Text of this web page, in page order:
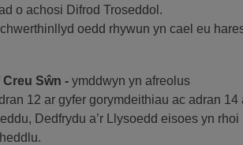
o achosi Difrod Troseddol.
oedd rhywun yn cael eu
Sŵn - ymddwyn yn afreolus
12 ar gyfer gorymdeithiau ac adran
Dedfrydu a’r Llysoedd eisoes yn